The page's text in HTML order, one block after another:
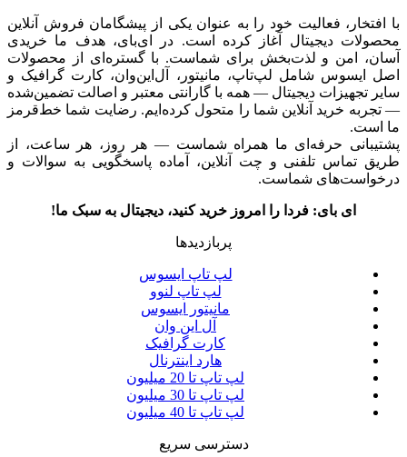
با افتخار، فعالیت خود را به عنوان یکی از پیشگامان فروش آنلاین
محصولات دیجیتال آغاز کرده است. در ای‌بای، هدف ما خریدی
آسان، امن و لذت‌بخش برای شماست. با گستره‌ای از محصولات
اصل ایسوس شامل لپ‌تاپ، مانیتور، آل‌این‌وان، کارت گرافیک و
سایر تجهیزات دیجیتال — همه با گارانتی معتبر و اصالت تضمین‌شده
— تجربه خرید آنلاین شما را متحول کرده‌ایم. رضایت شما خط‌قرمز
ما است.
پشتیبانی حرفه‌ای ما همراه شماست — هر روز، هر ساعت، از
طریق تماس تلفنی و چت آنلاین، آماده پاسخگویی به سوالات و
درخواست‌های شماست.
ای بای: فردا را امروز خرید کنید، دیجیتال به سبک ما!
پربازدیدها
لپ تاپ ایسوس
لپ تاپ لنوو
مانیتور ایسوس
آل این وان
کارت گرافیک
هارد اینترنال
لپ تاپ تا 20 میلیون
لپ تاپ تا 30 میلیون
لپ تاپ تا 40 میلیون
دسترسی سریع